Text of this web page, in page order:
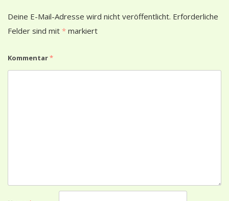
Deine E-Mail-Adresse wird nicht veröffentlicht. Erforderliche
Felder sind mit * markiert
Kommentar*